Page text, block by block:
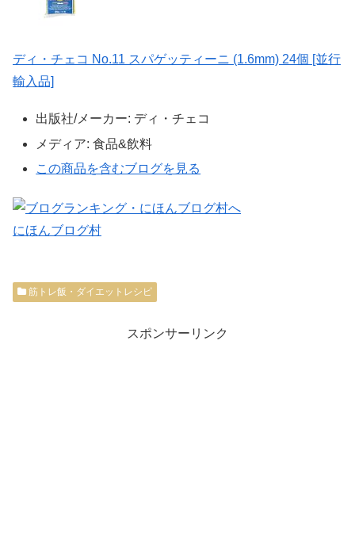
ディ・チェコ No.11 スパゲッティーニ (1.6mm) 24個 [並行
輸入品]
出版社/メーカー: ディ・チェコ
メディア: 食品&飲料
この商品を含むブログを見る
にほんブログ村
筋トレ飯・ダイエットレシピ
スポンサーリンク